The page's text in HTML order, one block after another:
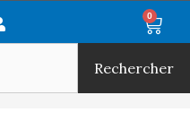
0
Rechercher